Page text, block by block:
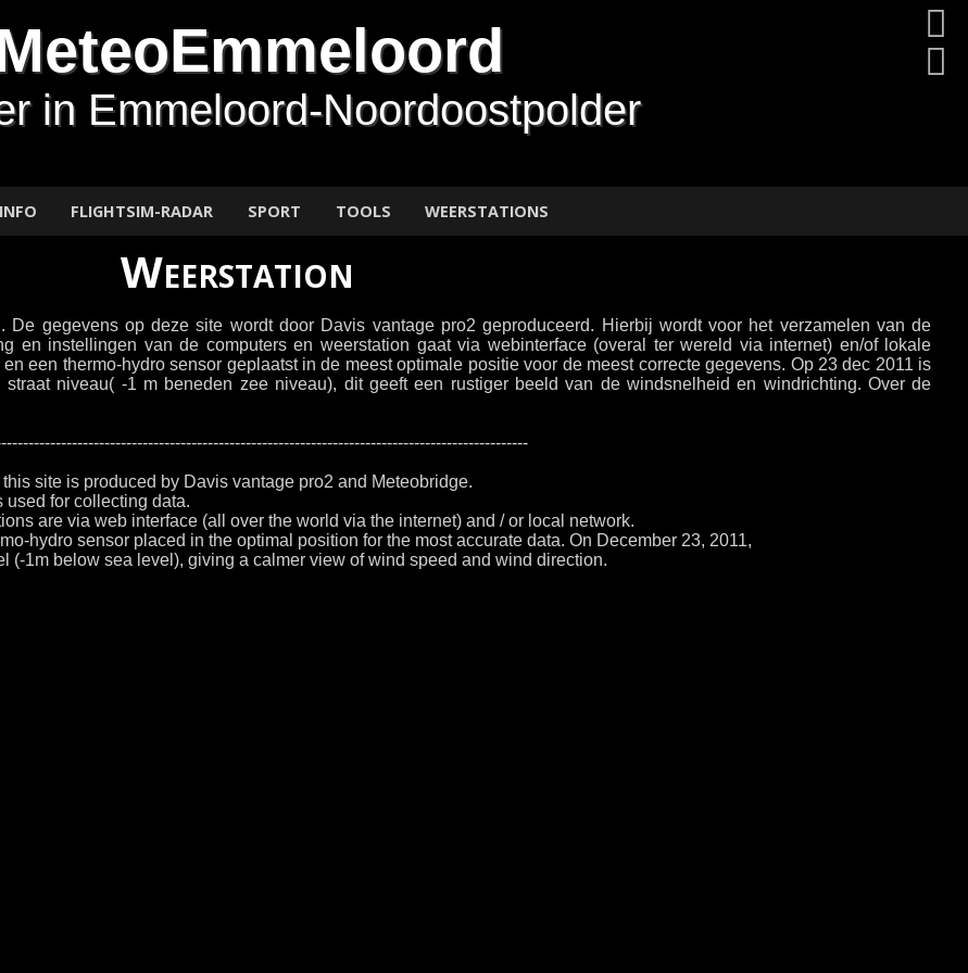
in Emmeloord-Noordoostpolder
INFO FLIGHTSIM-RADAR SPORT TOOLS WEERSTATIONS
Weerstation
gegevens op deze site wordt door Davis vantage pro2 geproduceerd. Hierbij wordt voor het verzamelen van de
en instellingen van de computers en weerstation gaat via webinterface (overal ter wereld via internet) en/of lokale
een thermo-hydro sensor geplaatst in de meest optimale positie voor de meest correcte gegevens. Op 23 dec 2011 is
niveau( -1 m beneden zee niveau), dit geeft een rustiger beeld van de windsnelheid en windrichting. Over de
site is produced by Davis vantage pro2 and Meteobridge.
used for collecting data.
are via web interface (all over the world via the internet) and / or local network.
hydro sensor placed in the optimal position for the most accurate data. On December 23, 2011,
(-1m below sea level), giving a calmer view of wind speed and wind direction.